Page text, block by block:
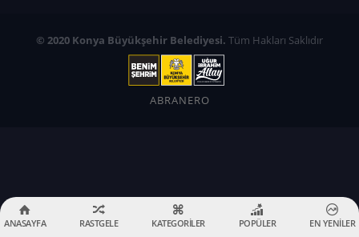
© 2020 Konya Büyükşehir Belediyesi. Tüm Hakları Saklıdır
ABRANERO
ANASAYFA RASTGELE KATEGORİLER POPÜLER EN YENİLER